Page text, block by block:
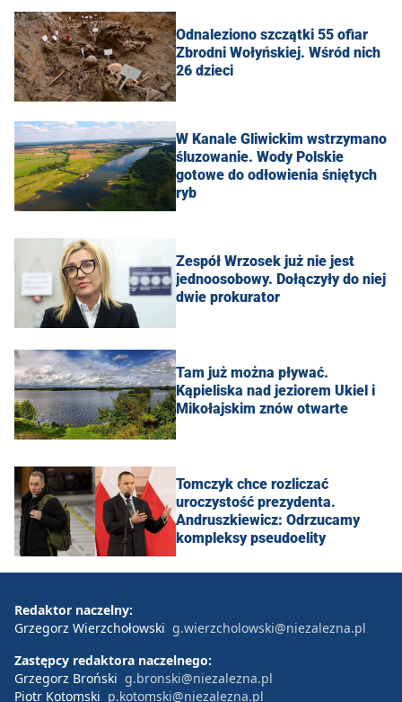
Odnaleziono szczątki 55 ofiar
Zbrodni Wołyńskiej. Wśród nich
26 dzieci
W Kanale Gliwickim wstrzymano
śluzowanie. Wody Polskie
gotowe do odłowienia śniętych
ryb
Zespół Wrzosek już nie jest
jednoosobowy. Dołączyły do niej
dwie prokurator
Tam już można pływać.
Kąpieliska nad jeziorem Ukiel i
Mikołajskim znów otwarte
Tomczyk chce rozliczać
uroczystość prezydenta.
Andruszkiewicz: Odrzucamy
kompleksy pseudoelity
Redaktor naczelny:
Grzegorz Wierzchołowski g.wierzcholowski@niezalezna.pl
Zastępcy redaktora naczelnego:
Grzegorz Broński g.bronski@niezalezna.pl
Piotr Kotomski p.kotomski@niezalezna.pl